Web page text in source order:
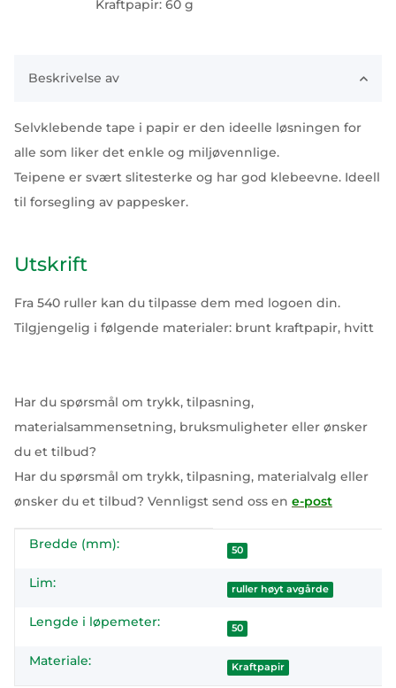
Kraftpapir: 60 g
Beskrivelse av
Selvklebende tape i papir er den ideelle løsningen for
alle som liker det enkle og miljøvennlige.
Teipene er svært slitesterke og har god klebeevne. Ideell
til forsegling av pappesker.
Utskrift
Fra 540 ruller kan du tilpasse dem med logoen din.
Tilgjengelig i følgende materialer: brunt kraftpapir, hvitt
Har du spørsmål om trykk, tilpasning,
materialsammensetning, bruksmuligheter eller ønsker
du et tilbud?
Har du spørsmål om trykk, tilpasning, materialvalg eller
ønsker du et tilbud? Vennligst send oss en e-post
#productDetails.itemInformation#
#productDetails.itemValue#
Bredde (mm): 50
Lim: ruller høyt avgårde
Lengde i løpemeter: 50
Materiale: Kraftpapir